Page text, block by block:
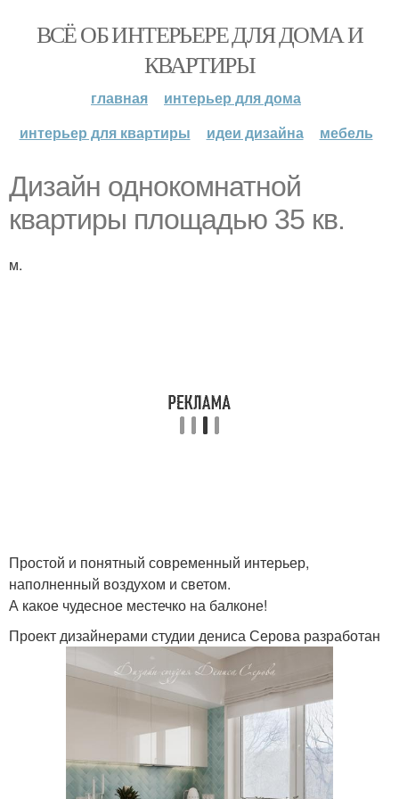
ВСЁ ОБ ИНТЕРЬЕРЕ ДЛЯ ДОМА И
КВАРТИРЫ
главная
интерьер для дома
интерьер для квартиры
идеи дизайна мебель
Дизайн однокомнатной
квартиры площадью 35 кв.
м.
Простой и понятный современный интерьер,
наполненный воздухом и светом.
А какое чудесное местечко на балконе!
Проект дизайнерами студии дениса Серова разработан